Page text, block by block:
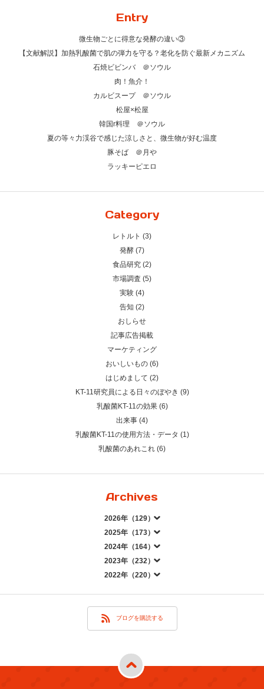
Entry
微生物ごとに得意な発酵の違い③
【文献解説】加熱乳酸菌で肌の弾力を守る？老化を防ぐ最新メカニズム
石焼ビビンバ ＠ソウル
肉！魚介！
カルビスープ ＠ソウル
松屋×松屋
韓国r料理 ＠ソウル
夏の等々力渓谷で感じた涼しさと、微生物が好む温度
豚そば ＠月や
ラッキーピエロ
Category
レトルト (3)
発酵 (7)
食品研究 (2)
市場調査 (5)
実験 (4)
告知 (2)
おしらせ
記事広告掲載
マーケティング
おいしいもの (6)
はじめまして (2)
KT-11研究員による日々のぼやき (9)
乳酸菌KT-11の効果 (6)
出来事 (4)
乳酸菌KT-11の使用方法・データ (1)
乳酸菌のあれこれ (6)
Archives
2026年（129）
2025年（173）
2024年（164）
2023年（232）
2022年（220）
ブログを購読する